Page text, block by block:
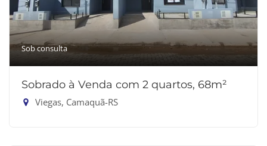
Sob consulta
Sobrado à Venda com 2 quartos, 68m²
Viegas, Camaquã-RS